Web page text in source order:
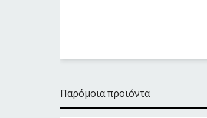
Παρόμοια προϊόντα